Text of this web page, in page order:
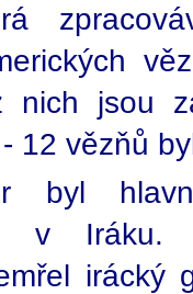
nich jsou
12 vězňů
byl
v
irácký